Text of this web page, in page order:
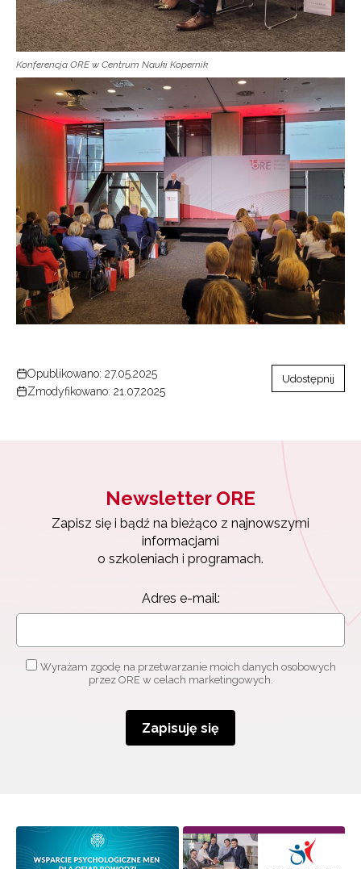
Konferencja ORE w Centrum Nauki Kopernik
Opublikowano: 27.05.2025
Zmodyfikowano: 21.07.2025
Udostępnij
Newsletter ORE
Zapisz się i bądź na bieżąco z najnowszymi
informacjami
o szkoleniach i programach.
Adres e-mail:
Wyrażam zgodę na przetwarzanie moich danych osobowych
przez ORE w celach marketingowych.
Zapisuję się